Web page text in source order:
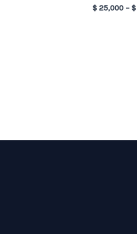
$ 25,000 – $